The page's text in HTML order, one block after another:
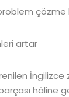
çözme
artar
İngilizce
hâline